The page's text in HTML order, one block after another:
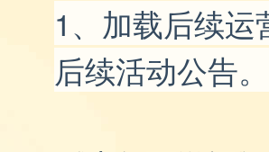
1、 加载后续运
后续活动公告。